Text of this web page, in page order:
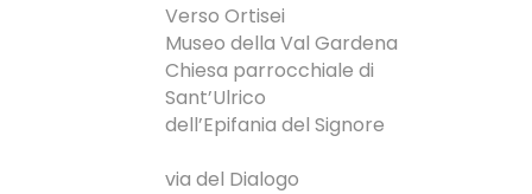
Verso Ortisei
Museo della Val Gardena
Chiesa parrocchiale di
Sant’Ulrico
dell’Epifania del Signore
via del Dialogo